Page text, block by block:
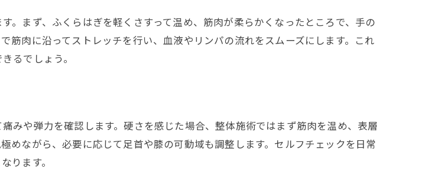
つぼ習慣で健康維持を目指す
。まず、ふくらはぎを軽くさすって温め、筋肉が柔らかくなったところで、手の
筋肉に沿ってストレッチを行い、血液やリンパの流れをスムーズにします。これ
るでしょう。
みや弾力を確認します。硬さを感じた場合、整体施術ではまず筋肉を温め、表層
めながら、必要に応じて足首や膝の可動域も調整します。セルフチェックを日常
ります。